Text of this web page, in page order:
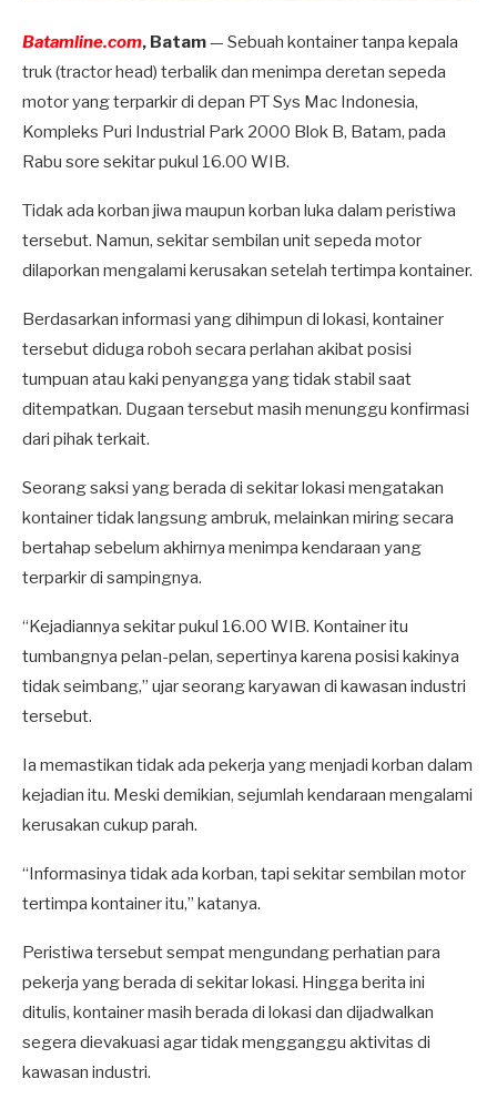
Batamline.com, Batam— Sebuah kontainer tanpa kepala
truk (tractor head) terbalik dan menimpa deretan sepeda
motor yang terparkir di depan PT Sys Mac Indonesia,
Kompleks Puri Industrial Park 2000 Blok B, Batam, pada
Rabu sore sekitar pukul 16.00 WIB.
Tidak ada korban jiwa maupun korban luka dalam peristiwa
tersebut. Namun, sekitar sembilan unit sepeda motor
dilaporkan mengalami kerusakan setelah tertimpa kontainer.
Berdasarkan informasi yang dihimpun di lokasi, kontainer
tersebut diduga roboh secara perlahan akibat posisi
tumpuan atau kaki penyangga yang tidak stabil saat
ditempatkan. Dugaan tersebut masih menunggu konfirmasi
dari pihak terkait.
Seorang saksi yang berada di sekitar lokasi mengatakan
kontainer tidak langsung ambruk, melainkan miring secara
bertahap sebelum akhirnya menimpa kendaraan yang
terparkir di sampingnya.
“Kejadiannya sekitar pukul 16.00 WIB. Kontainer itu
tumbangnya pelan-pelan, sepertinya karena posisi kakinya
tidak seimbang,” ujar seorang karyawan di kawasan industri
tersebut.
Ia memastikan tidak ada pekerja yang menjadi korban dalam
kejadian itu. Meski demikian, sejumlah kendaraan mengalami
kerusakan cukup parah.
“Informasinya tidak ada korban, tapi sekitar sembilan motor
tertimpa kontainer itu,” katanya.
Peristiwa tersebut sempat mengundang perhatian para
pekerja yang berada di sekitar lokasi. Hingga berita ini
ditulis, kontainer masih berada di lokasi dan dijadwalkan
segera dievakuasi agar tidak mengganggu aktivitas di
kawasan industri.